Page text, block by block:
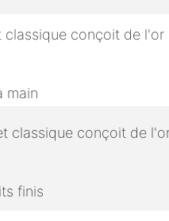
main
finis